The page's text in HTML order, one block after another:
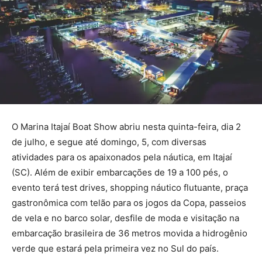
O Marina Itajaí Boat Show abriu nesta quinta-feira, dia 2
de julho, e segue até domingo, 5, com diversas
atividades para os apaixonados pela náutica, em Itajaí
(SC). Além de exibir embarcações de 19 a 100 pés, o
evento terá test drives, shopping náutico flutuante, praça
gastronômica com telão para os jogos da Copa, passeios
de vela e no barco solar, desfile de moda e visitação na
embarcação brasileira de 36 metros movida a hidrogênio
verde que estará pela primeira vez no Sul do país.